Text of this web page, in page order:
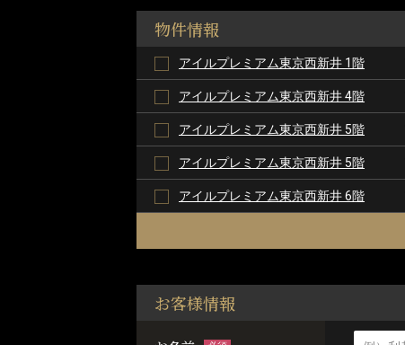
物件情報
アイルプレミアム東京西新井 1階
アイルプレミアム東京西新井 4階
アイルプレミアム東京西新井 5階
アイルプレミアム東京西新井 5階
アイルプレミアム東京西新井 6階
お客様情報